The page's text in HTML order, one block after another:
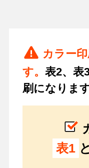
カラー
す。 表2、表
刷になります
表1 と